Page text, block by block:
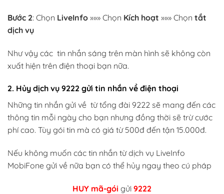
Bước 2: Chọn LiveInfo »»» Chọn Kích hoạt »»» Chọn tắt
dịch vụ
Như vậy các tin nhắn sáng trên màn hình sẽ không còn
xuất hiện trên điện thoại bạn nữa.
2. Hủy dịch vụ 9222 gửi tin nhắn về điện thoại
Những tin nhắn gửi về từ tổng đài 9222 sẽ mang đến các
thông tin mỗi ngày cho bạn nhưng đồng thời sẽ trừ cước
phí cao. Tùy gói tin mà có giá từ 500đ đến tận 15.000đ.
Nếu không muốn các tin nhắn từ dịch vụ LiveInfo
MobiFone gửi về nữa bạn có thể hủy ngay theo cú pháp
HUY mã-gói gửi 9222